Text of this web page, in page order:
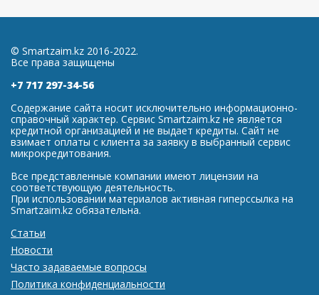
© Smartzaim.kz 2016-2022.
Все права защищены
+7 717 297-34-56
Содержание сайта носит исключительно информационно-
справочный характер. Сервис Smartzaim.kz не является
кредитной организацией и не выдает кредиты. Сайт не
взимает оплаты с клиента за заявку в выбранный сервис
микрокредитования.
Все представленные компании имеют лицензии на
соответствующую деятельность.
При использовании материалов активная гиперссылка на
Smartzaim.kz обязательна.
Статьи
Новости
Часто задаваемые вопросы
Политика конфиденциальности